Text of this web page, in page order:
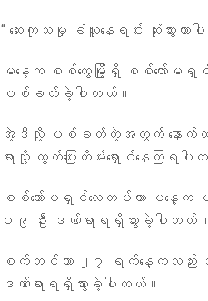
“ ဆေးကုသမှု ခံယူနေရင်း ဆုံးသွားတာပ
မနေ့က စစ်တွေမြို့ရှိ စစ်ကော်မရှ
ပစ်ခတ်ခဲ့ပါတယ်။
အဲ့ဒီလို့ ပစ်ခတ်တဲ့အတွက် နောက်ထပ်
ရာသို့ ထွက်ပြေးတိမ်းရှောင်နေကြရပ
စစ်ကော်မရှင်လေတပ်ဟာ မနေ့က
၁၉ ဦး ဒဏ်ရာရရှိသွားခဲ့ပါတယ်။
စက်တင်ဘာ ၂၇ ရက်နေ့ကလည်း သံ
ဒဏ်ရာရရှိသွားခဲ့ပါတယ်။